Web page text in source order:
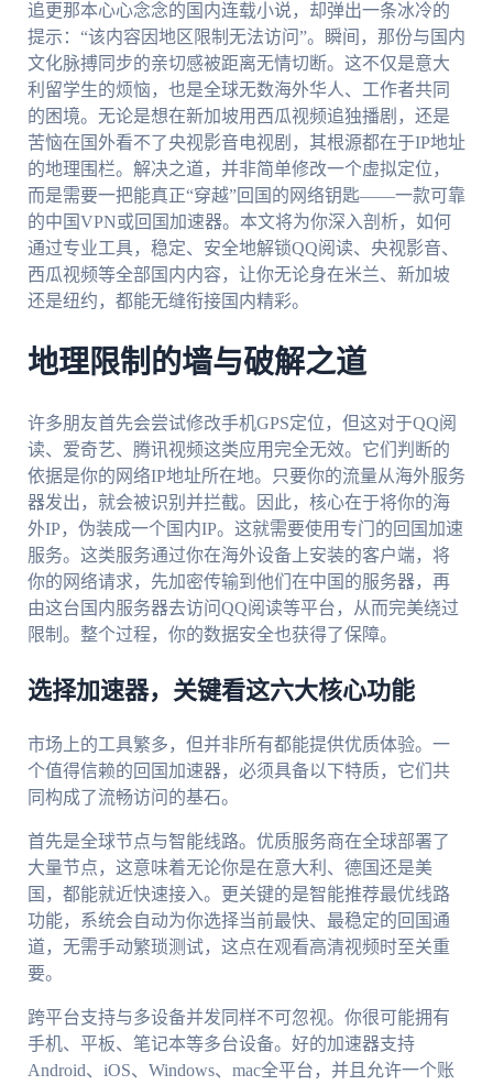
追更那本心心念念的国内连载小说，却弹出一条冰冷的
提示：“该内容因地区限制无法访问”。瞬间，那份与国内
文化脉搏同步的亲切感被距离无情切断。这不仅是意大
利留学生的烦恼，也是全球无数海外华人、工作者共同
的困境。无论是想在新加坡用西瓜视频追独播剧，还是
苦恼在国外看不了央视影音电视剧，其根源都在于IP地址
的地理围栏。解决之道，并非简单修改一个虚拟定位，
而是需要一把能真正“穿越”回国的网络钥匙——一款可靠
的中国VPN或回国加速器。本文将为你深入剖析，如何
通过专业工具，稳定、安全地解锁QQ阅读、央视影音、
西瓜视频等全部国内内容，让你无论身在米兰、新加坡
还是纽约，都能无缝衔接国内精彩。
地理限制的墙与破解之道
许多朋友首先会尝试修改手机GPS定位，但这对于QQ阅
读、爱奇艺、腾讯视频这类应用完全无效。它们判断的
依据是你的网络IP地址所在地。只要你的流量从海外服务
器发出，就会被识别并拦截。因此，核心在于将你的海
外IP，伪装成一个国内IP。这就需要使用专门的回国加速
服务。这类服务通过你在海外设备上安装的客户端，将
你的网络请求，先加密传输到他们在中国的服务器，再
由这台国内服务器去访问QQ阅读等平台，从而完美绕过
限制。整个过程，你的数据安全也获得了保障。
选择加速器，关键看这六大核心功能
市场上的工具繁多，但并非所有都能提供优质体验。一
个值得信赖的回国加速器，必须具备以下特质，它们共
同构成了流畅访问的基石。
首先是全球节点与智能线路。优质服务商在全球部署了
大量节点，这意味着无论你是在意大利、德国还是美
国，都能就近快速接入。更关键的是智能推荐最优线路
功能，系统会自动为你选择当前最快、最稳定的回国通
道，无需手动繁琐测试，这点在观看高清视频时至关重
要。
跨平台支持与多设备并发同样不可忽视。你很可能拥有
手机、平板、笔记本等多台设备。好的加速器支持
Android、iOS、Windows、mac全平台，并且允许一个账